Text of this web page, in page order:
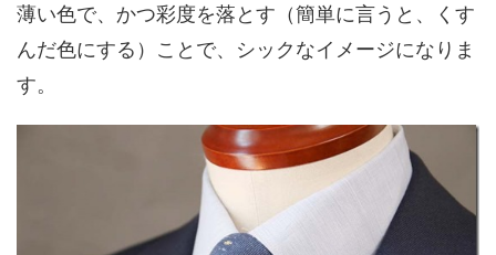
薄い色で、かつ彩度を落とす（簡単に言うと、くす
んだ色にする）ことで、シックなイメージになりま
す。